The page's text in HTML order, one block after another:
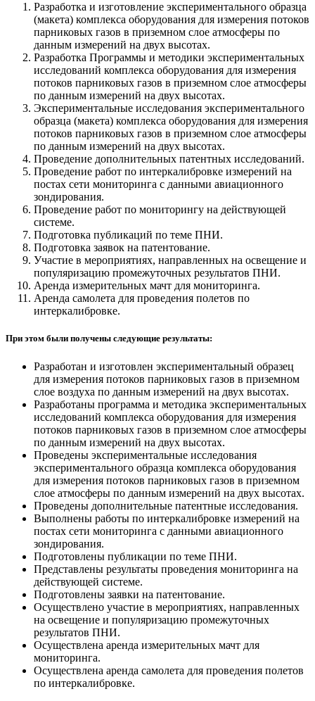
Разработка и изготовление экспериментального образца
(макета) комплекса оборудования для измерения потоков
парниковых газов в приземном слое атмосферы по
данным измерений на двух высотах.
Разработка Программы и методики экспериментальных
исследований комплекса оборудования для измерения
потоков парниковых газов в приземном слое атмосферы
по данным измерений на двух высотах.
Экспериментальные исследования экспериментального
образца (макета) комплекса оборудования для измерения
потоков парниковых газов в приземном слое атмосферы
по данным измерений на двух высотах.
Проведение дополнительных патентных исследований.
Проведение работ по интеркалибровке измерений на
постах сети мониторинга с данными авиационного
зондирования.
Проведение работ по мониторингу на действующей
системе.
Подготовка публикаций по теме ПНИ.
Подготовка заявок на патентование.
Участие в мероприятиях, направленных на освещение и
популяризацию промежуточных результатов ПНИ.
Аренда измерительных мачт для мониторинга.
Аренда самолета для проведения полетов по
интеркалибровке.
При этом были получены следующие результаты:
Разработан и изготовлен экспериментальный образец
для измерения потоков парниковых газов в приземном
слое воздуха по данным измерений на двух высотах.
Разработаны программа и методика экспериментальных
исследований комплекса оборудования для измерения
потоков парниковых газов в приземном слое атмосферы
по данным измерений на двух высотах.
Проведены экспериментальные исследования
экспериментального образца комплекса оборудования
для измерения потоков парниковых газов в приземном
слое атмосферы по данным измерений на двух высотах.
Проведены дополнительные патентные исследования.
Выполнены работы по интеркалибровке измерений на
постах сети мониторинга с данными авиационного
зондирования.
Подготовлены публикации по теме ПНИ.
Представлены результаты проведения мониторинга на
действующей системе.
Подготовлены заявки на патентование.
Осуществлено участие в мероприятиях, направленных
на освещение и популяризацию промежуточных
результатов ПНИ.
Осуществлена аренда измерительных мачт для
мониторинга.
Осуществлена аренда самолета для проведения полетов
по интеркалибровке.